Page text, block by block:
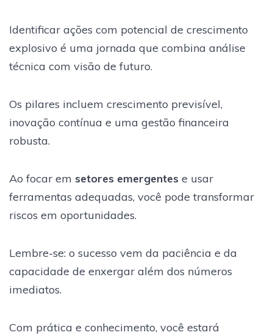
Identificar ações com potencial de crescimento
explosivo é uma jornada que combina análise
técnica com visão de futuro.
Os pilares incluem crescimento previsível,
inovação contínua e uma gestão financeira
robusta.
Ao focar em setores emergentes e usar
ferramentas adequadas, você pode transformar
riscos em oportunidades.
Lembre-se: o sucesso vem da paciência e da
capacidade de enxergar além dos números
imediatos.
Com prática e conhecimento, você estará